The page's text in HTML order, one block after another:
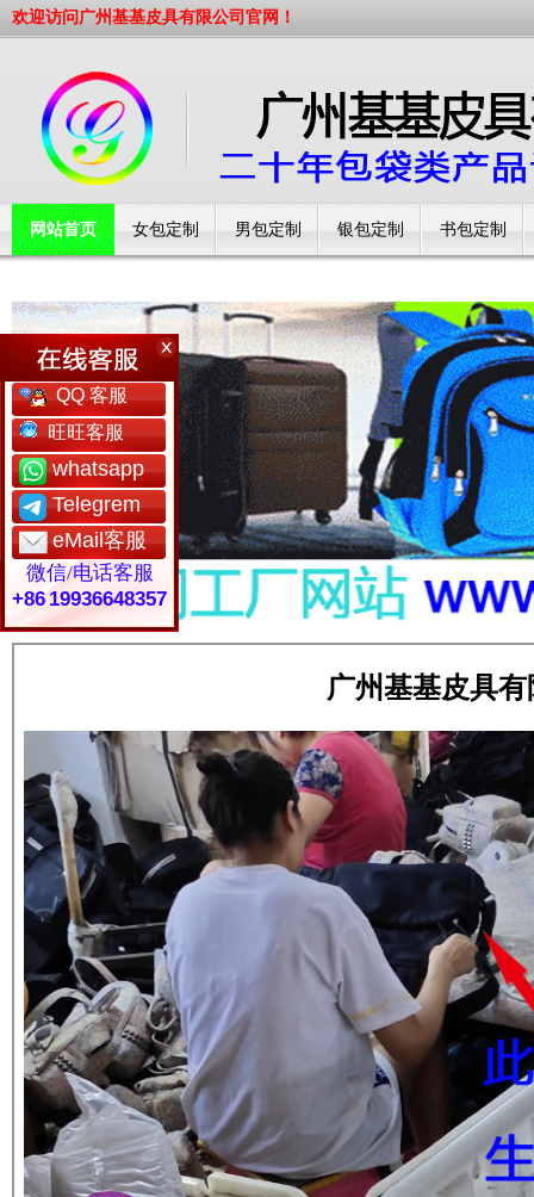
欢迎访问广州基基皮具有限公司官网！
网站首页 女包定制 男包定制 银包定制 书包定制
QQ 客服
旺旺客服
whatsapp
Telegrem
eMail客服
微信/电话客服
+86 19936648357